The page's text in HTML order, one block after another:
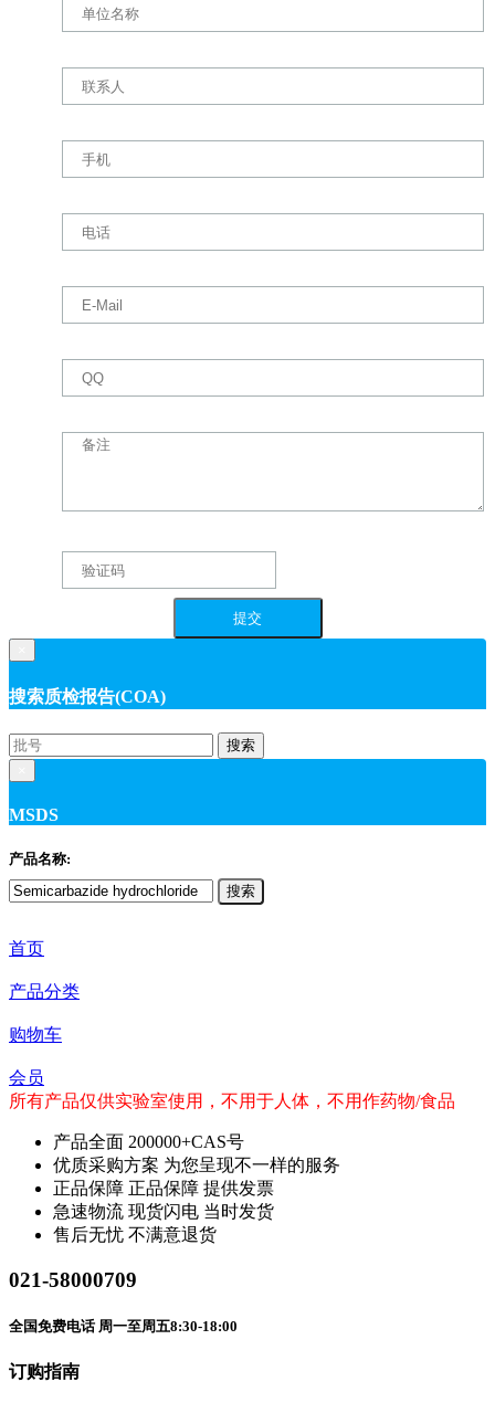
搜索质检报告(COA)
搜索
MSDS
产品名称:
搜索
首页
产品分类
购物车
会员
所有产品仅供实验室使用，不用于人体，不用作药物/食品
产品全面 200000+CAS号
优质采购方案 为您呈现不一样的服务
正品保障 正品保障 提供发票
急速物流 现货闪电 当时发货
售后无忧 不满意退货
021-58000709
全国免费电话 周一至周五8:30-18:00
订购指南